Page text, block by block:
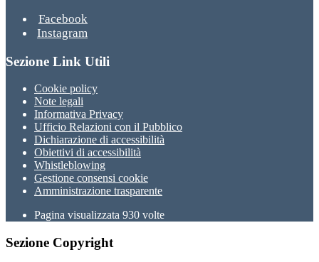
Facebook
Instagram
Sezione Link Utili
Cookie policy
Note legali
Informativa Privacy
Ufficio Relazioni con il Pubblico
Dichiarazione di accessibilità
Obiettivi di accessibilità
Whistleblowing
Gestione consensi cookie
Amministrazione trasparente
Pagina visualizzata 930 volte
Sezione Copyright